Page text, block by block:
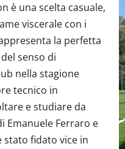
è una scelta casuale,
viscerale con i
la perfetta
senso di
nella stagione
tecnico in
e studiare da
Emanuele Ferraro e
stato fidato vice in